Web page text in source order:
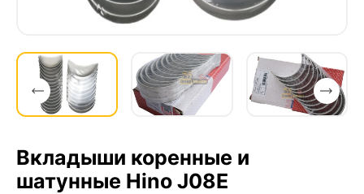
Вкладыши коренные и
шатунные Hino J08E